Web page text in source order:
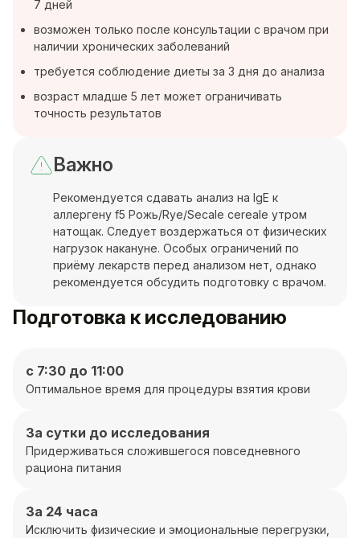
7 дней
возможен только после консультации с врачом при
наличии хронических заболеваний
требуется соблюдение диеты за 3 дня до анализа
возраст младше 5 лет может ограничивать
точность результатов
Важно
Рекомендуется сдавать анализ на IgE к
аллергену f5 Рожь/Rye/Secale cereale утром
натощак. Следует воздержаться от физических
нагрузок накануне. Особых ограничений по
приёму лекарств перед анализом нет, однако
рекомендуется обсудить подготовку с врачом.
Подготовка к исследованию
с 7:30 до 11:00
Оптимальное время для процедуры взятия крови
За сутки до исследования
Придерживаться сложившегося повседневного
рациона питания
За 24 часа
Исключить физические и эмоциональные перегрузки,